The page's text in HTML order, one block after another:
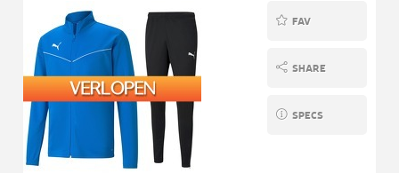
FAV
SHARE
SPECS